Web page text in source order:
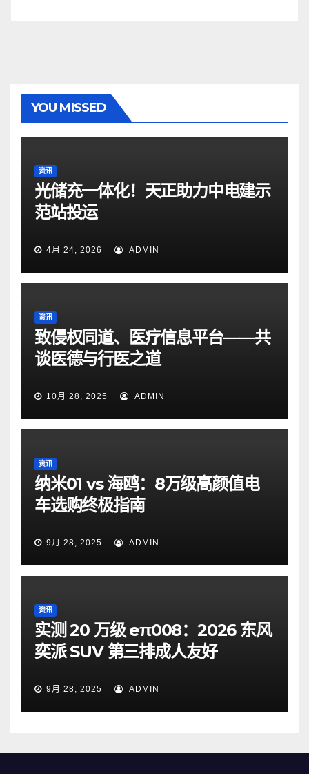
YOU MISSED
资讯
光储充一体化！天正助力中电建示
范站投运
4月 24, 2026 ADMIN
资讯
致侵权同道、医疗信息平台——共
谈医德与行医之道
10月 28, 2025 ADMIN
资讯
纳米01 vs 海鸥：8万级高颜值电
车选购终极指南
9月 28, 2025 ADMIN
资讯
实测 20 万级 eπ008：2026 东风
奕派 SUV 第三排成人友好
9月 28, 2025 ADMIN